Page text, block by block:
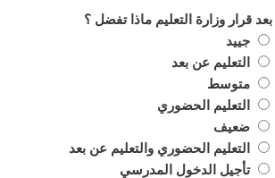
بعد قرار وزارة التعليم ماذا تفضل ؟
جييد
التعليم عن بعد
متوسط
التعليم الحضوري
ضعيف
التعليم الحضوري والتعليم عن بعد
تأجيل الدخول المدرسي